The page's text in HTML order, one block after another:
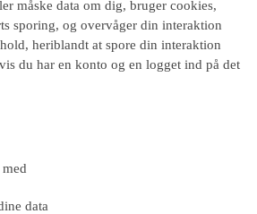
måske data om dig, bruger cookies,
sporing, og overvåger din interaktion
heriblandt at spore din interaktion
du har en konto og en logget ind på det
data